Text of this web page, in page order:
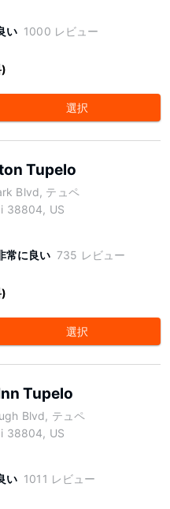
い 1000 レビュー
選択
Tupelo
Blvd, テュペ
38804, US
常に良い 735 レビュー
選択
Tupelo
Blvd, テュペ
38804, US
い 1011 レビュー